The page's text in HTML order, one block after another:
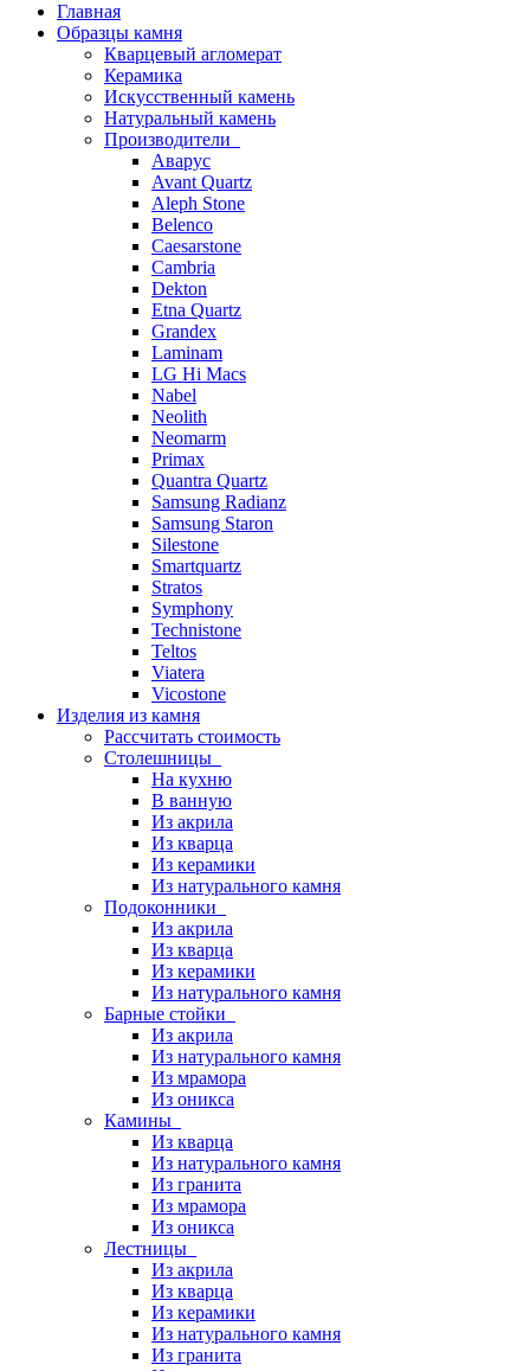
Главная
Образцы камня
Кварцевый агломерат
Керамика
Искусственный камень
Натуральный камень
Производители
Аварус
Avant Quartz
Aleph Stone
Belenco
Caesarstone
Cambria
Dekton
Etna Quartz
Grandex
Laminam
LG Hi Macs
Nabel
Neolith
Neomarm
Primax
Quantra Quartz
Samsung Radianz
Samsung Staron
Silestone
Smartquartz
Stratos
Symphony
Technistone
Teltos
Viatera
Vicostone
Изделия из камня
Рассчитать стоимость
Столешницы
На кухню
В ванную
Из акрила
Из кварца
Из керамики
Из натурального камня
Подоконники
Из акрила
Из кварца
Из керамики
Из натурального камня
Барные стойки
Из акрила
Из натурального камня
Из мрамора
Из оникса
Камины
Из кварца
Из натурального камня
Из гранита
Из мрамора
Из оникса
Лестницы
Из акрила
Из кварца
Из керамики
Из натурального камня
Из гранита